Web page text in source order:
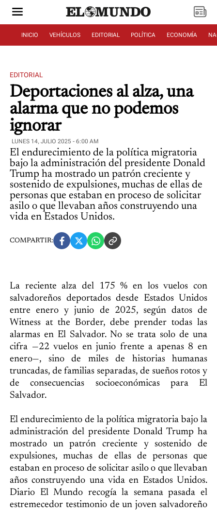
INICIO VEHÍCULOS EDITORIAL POLÍTICA ECONOMÍA
EDITORIAL
Deportaciones al alza, una
alarma que no podemos
ignorar
LUNES 14, JULIO 2025 - 6:00 AM
El endurecimiento de la política migratoria
bajo la administración del presidente Donald
Trump ha mostrado un patrón creciente y
sostenido de expulsiones, muchas de ellas de
personas que estaban en proceso de solicitar
asilo o que llevaban años construyendo una
vida en Estados Unidos.
COMPARTIR:
La reciente alza del 175 % en los vuelos con
salvadoreños deportados desde Estados Unidos
entre enero y junio de 2025, según datos de
Witness at the Border, debe prender todas las
alarmas en El Salvador. No se trata solo de una
cifra —22 vuelos en junio frente a apenas 8 en
enero—, sino de miles de historias humanas
truncadas, de familias separadas, de sueños rotos y
de consecuencias socioeconómicas para El
Salvador.
El endurecimiento de la política migratoria bajo la
administración del presidente Donald Trump ha
mostrado un patrón creciente y sostenido de
expulsiones, muchas de ellas de personas que
estaban en proceso de solicitar asilo o que llevaban
años construyendo una vida en Estados Unidos.
Diario El Mundo recogía la semana pasada el
estremecedor testimonio de un joven salvadoreño